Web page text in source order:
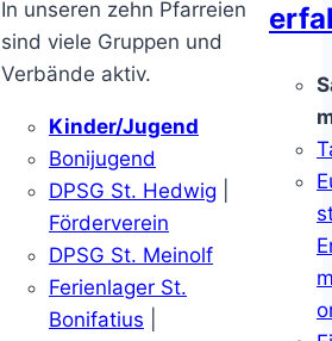
In unseren zehn Pfarreien
sind viele Gruppen und
Verbände aktiv.
Kinder/Jugend
Bonijugend
DPSG St. Hedwig
Förderverein
DPSG St. Meinolf
Ferienlager St.
Bonifatius